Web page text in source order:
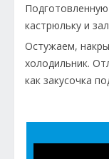
кастрюльку и
Остужаем,
холодильник.
как закусочка